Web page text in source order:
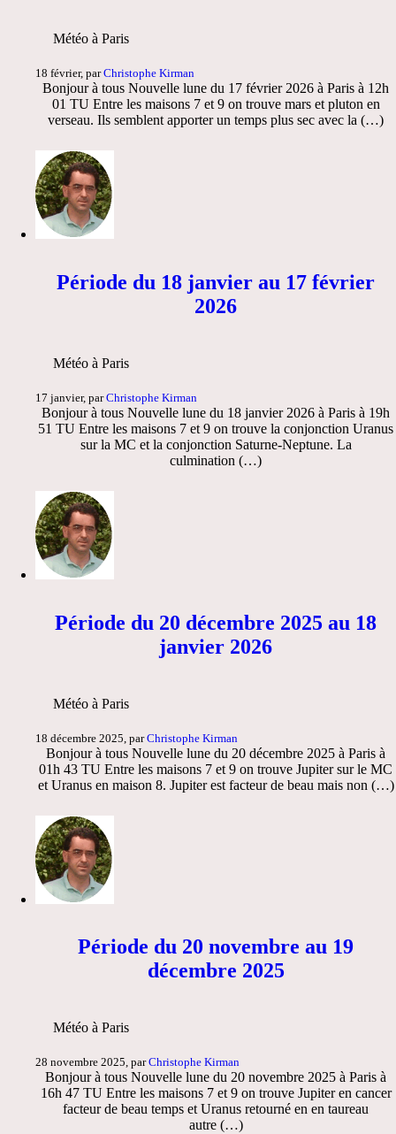
Météo à Paris
18 février, parChristophe Kirman
Bonjour à tous Nouvelle lune du 17 février 2026 à Paris à 12h
01 TU Entre les maisons 7 et 9 on trouve mars et pluton en
verseau. Ils semblent apporter un temps plus sec avec la (…)
Période du 18 janvier au 17 février
2026
Météo à Paris
17 janvier, parChristophe Kirman
Bonjour à tous Nouvelle lune du 18 janvier 2026 à Paris à 19h
51 TU Entre les maisons 7 et 9 on trouve la conjonction Uranus
sur la MC et la conjonction Saturne-Neptune. La
culmination (…)
Période du 20 décembre 2025 au 18
janvier 2026
Météo à Paris
18 décembre 2025, parChristophe Kirman
Bonjour à tous Nouvelle lune du 20 décembre 2025 à Paris à
01h 43 TU Entre les maisons 7 et 9 on trouve Jupiter sur le MC
et Uranus en maison 8. Jupiter est facteur de beau mais non (…)
Période du 20 novembre au 19
décembre 2025
Météo à Paris
28 novembre 2025, parChristophe Kirman
Bonjour à tous Nouvelle lune du 20 novembre 2025 à Paris à
16h 47 TU Entre les maisons 7 et 9 on trouve Jupiter en cancer
facteur de beau temps et Uranus retourné en en taureau
autre (…)